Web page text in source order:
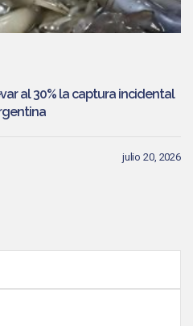
al 30% la captura incidental
julio 20, 2026